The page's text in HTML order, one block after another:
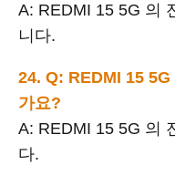
A: REDMI 15 5G 의
니다.
24. Q: REDMI 15
가요?
A: REDMI 15 5G 의
다.